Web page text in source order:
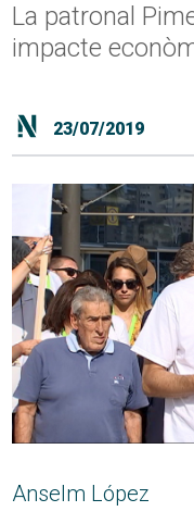
La patronal
impacte
23/07/2019
Anselm López